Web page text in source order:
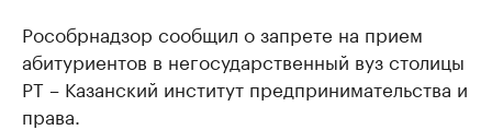
Рособрнадзор сообщил о запрете на прием
абитуриентов в негосударственный вуз столицы
РТ – Казанский институт предпринимательства и
права.